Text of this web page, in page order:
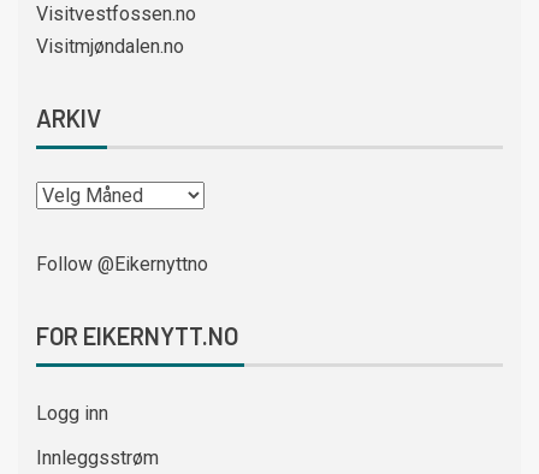
Visitvestfossen.no
Visitmjøndalen.no
ARKIV
Follow @Eikernyttno
FOR EIKERNYTT.NO
Logg inn
Innleggsstrøm